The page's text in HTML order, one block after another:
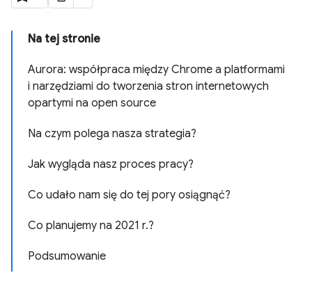
Na tej stronie
Aurora: współpraca między Chrome a platformami
i narzędziami do tworzenia stron internetowych
opartymi na open source
Na czym polega nasza strategia?
Jak wygląda nasz proces pracy?
Co udało nam się do tej pory osiągnąć?
Co planujemy na 2021 r.?
Podsumowanie